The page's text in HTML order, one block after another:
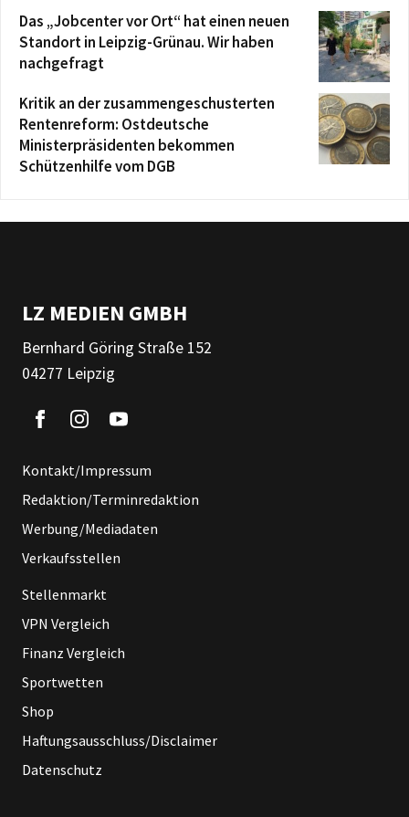
Das „Jobcenter vor Ort“ hat einen neuen
Standort in Leipzig-Grünau. Wir haben
nachgefragt
Kritik an der zusammengeschusterten
Rentenreform: Ostdeutsche
Ministerpräsidenten bekommen
Schützenhilfe vom DGB
LZ MEDIEN GMBH
Bernhard Göring Straße 152
04277 Leipzig
Kontakt/Impressum
Redaktion/Terminredaktion
Werbung/Mediadaten
Verkaufsstellen
Stellenmarkt
VPN Vergleich
Finanz Vergleich
Sportwetten
Shop
Haftungsausschluss/Disclaimer
Datenschutz